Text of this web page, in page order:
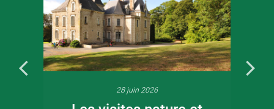
28 juin 2026